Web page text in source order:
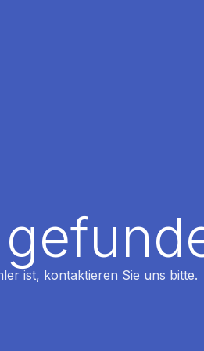
ist, kontaktieren Sie uns bitte.